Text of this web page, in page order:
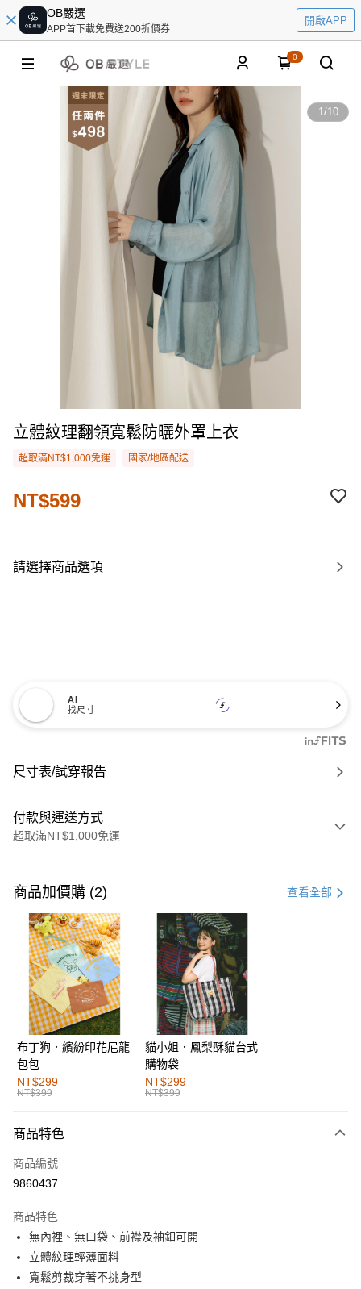
OB嚴選
APP首下載免費送200折價券
開啟APP
0
1/10
立體紋理翻領寬鬆防曬外罩上衣
超取滿NT$1,000免運 國家/地區配送
NT$599
請選擇商品選項
AI
找尺寸
尺寸表/試穿報告
付款與運送方式
超取滿NT$1,000免運
信用卡一次付款
購物金
超商取貨付款
LINE Pay
街口支付
運送方式
全家取貨付款
每筆NT$60，滿NT$1,000(含以上)免運費
付款後全家取貨
萊爾富取貨付款
付款後萊爾富取貨
每筆NT$60，滿NT$1,000(含以上)免運費
7-11取貨付款
商品加價購 (2) 查看全部
布丁狗．繽紛印花尼龍
包包
NT$299
NT$399
貓小姐．鳳梨酥貓台式
購物袋
NT$299
NT$399
商品特色
商品編號
9860437
商品特色
無內裡、無口袋、前襟及袖釦可開
立體紋理輕薄面料
寬鬆剪裁穿著不挑身型